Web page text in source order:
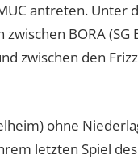
antreten. Unter
BORA (SG
zwischen den
ohne
letzten Spiel